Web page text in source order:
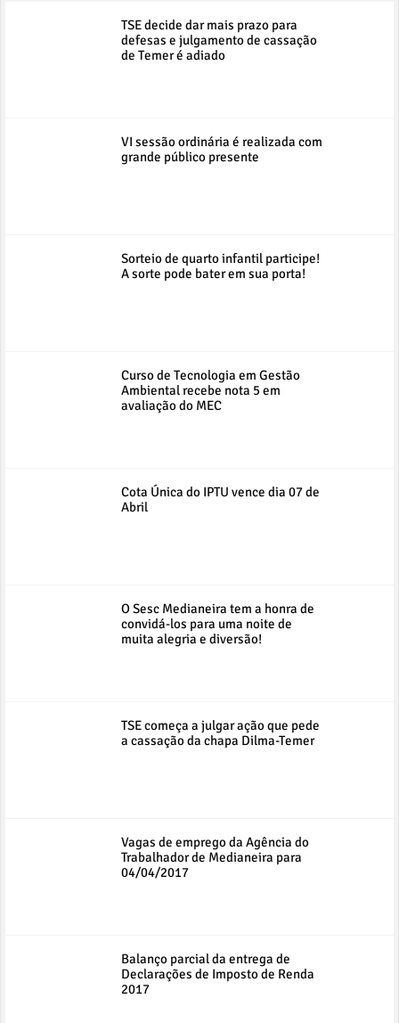
TSE decide dar mais prazo para
defesas e julgamento de cassação
de Temer é adiado
VI sessão ordinária é realizada com
grande público presente
Sorteio de quarto infantil participe!
A sorte pode bater em sua porta!
Curso de Tecnologia em Gestão
Ambiental recebe nota 5 em
avaliação do MEC
Cota Única do IPTU vence dia 07 de
Abril
O Sesc Medianeira tem a honra de
convidá-los para uma noite de
muita alegria e diversão!
TSE começa a julgar ação que pede
a cassação da chapa Dilma-Temer
Vagas de emprego da Agência do
Trabalhador de Medianeira para
04/04/2017
Balanço parcial da entrega de
Declarações de Imposto de Renda
2017